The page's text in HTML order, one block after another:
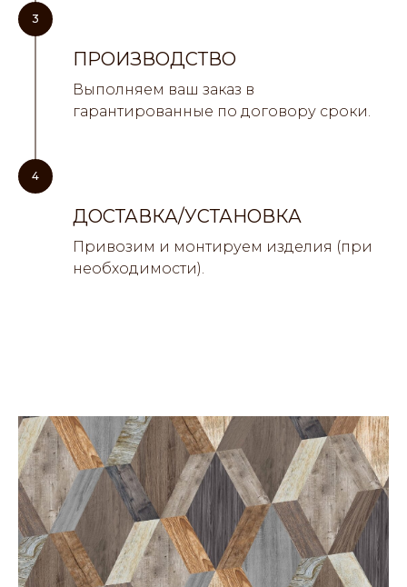
3
ПРОИЗВОДСТВО
Выполняем ваш заказ в
гарантированные по договору сроки.
4
ДОСТАВКА/УСТАНОВКА
Привозим и монтируем изделия (при
необходимости).